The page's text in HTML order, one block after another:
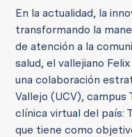
En la actualidad, la
transformando la
de atención a la
salud, el vallejiano
una colaboración
Vallejo (UCV), campus
clínica virtual del país:
que tiene como